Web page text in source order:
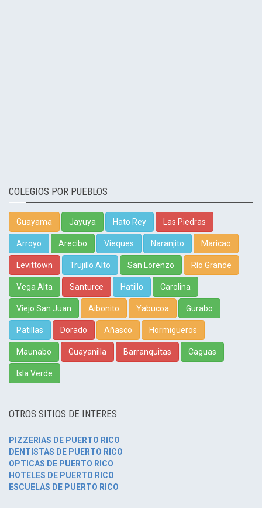
COLEGIOS POR PUEBLOS
Guayama Jayuya Hato Rey Las Piedras
Arroyo Arecibo Vieques Naranjito Maricao
Levittown Trujillo Alto San Lorenzo Río Grande
Vega Alta Santurce Hatillo Carolina
Viejo San Juan Aibonito Yabucoa Gurabo
Patillas Dorado Añasco Hormigueros
Maunabo Guayanilla Barranquitas Caguas
Isla Verde
OTROS SITIOS DE INTERES
PIZZERIAS DE PUERTO RICO
DENTISTAS DE PUERTO RICO
OPTICAS DE PUERTO RICO
HOTELES DE PUERTO RICO
ESCUELAS DE PUERTO RICO